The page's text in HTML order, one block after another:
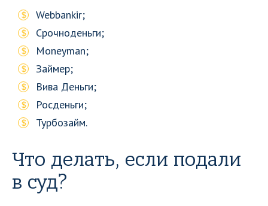
Webbankir;
Срочноденьги;
Moneyman;
Займер;
Вива Деньги;
Росденьги;
Турбозайм.
Что делать, если подали
в суд?